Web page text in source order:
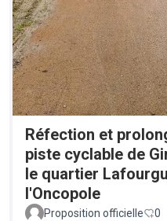
Réfection et
piste cyclable de
le quartier
l'Oncopole
Proposition officielle 0